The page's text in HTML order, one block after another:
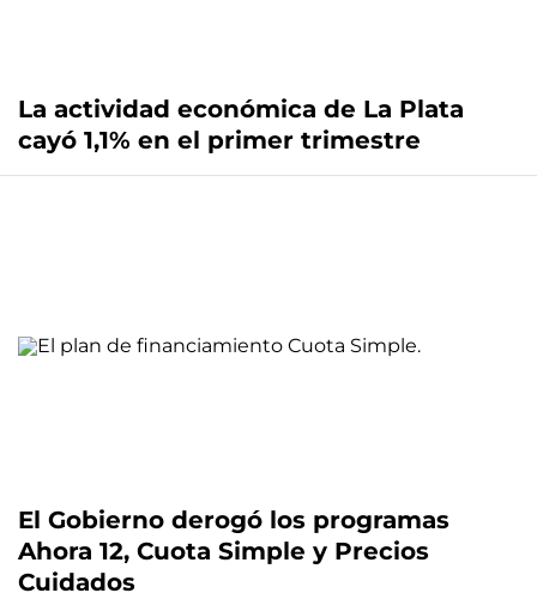
La actividad económica de La Plata
cayó 1,1% en el primer trimestre
El Gobierno derogó los programas
Ahora 12, Cuota Simple y Precios
Cuidados